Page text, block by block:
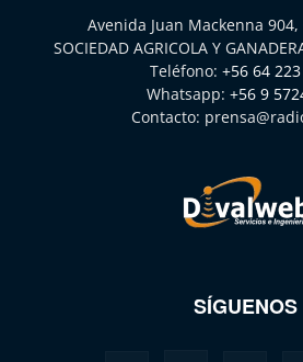
Avenida Juan Mackenna
SOCIEDAD AGRICOLA Y
Teléfono: +56 64
Whatsapp: +56 9
Contacto:
SÍGUENOS